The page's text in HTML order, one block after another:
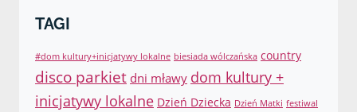
TAGI
#dom kultury+inicjatywy lokalne biesiada wólczańska country
disco parkiet dni mławy dom kultury +
inicjatywy lokalne Dzień Dziecka Dzień Matki festiwal